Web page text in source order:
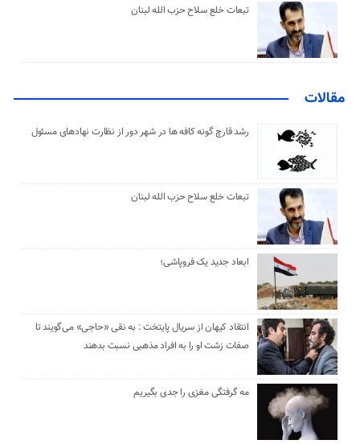
تبعات خلع سلاح حزب الله لبنان
مقالات
رشد قارچ گونه کافه ها در شهر دور از نظارت نهادهای مسئول
تبعات خلع سلاح حزب الله لبنان
ابعاد جدید یک فروپاشی؛
انتقاد کیهان از سریال پایتخت : به نقی «حاجی» می‌گویند تا
صفات زشت او را به افراد مذهبی نسبت بدهند
مه گرفتگی مغزی را جدی بگیریم